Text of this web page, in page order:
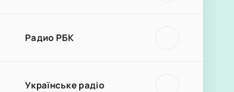
Радио РБК
Українське радіо